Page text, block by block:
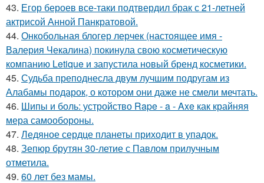
43. Егор бероев все-таки подтвердил брак с 21-летней
актрисой Анной Панкратовой.
44. Онкобольная блогер лерчек (настоящее имя -
Валерия Чекалина) покинула свою косметическую
компанию Letique и запустила новый бренд косметики.
45. Судьба преподнесла двум лучшим подругам из
Алабамы подарок, о котором они даже не смели мечтать.
46. Шипы и боль: устройство Rape - a - Axe как крайняя
мера самообороны.
47. Ледяное сердце планеты приходит в упадок.
48. Зепюр брутян 30-летие с Павлом прилучным
отметила.
49. 60 лет без мамы.